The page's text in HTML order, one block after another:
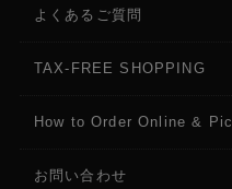
よくあるご質問
TAX-FREE SHOPPING
How to Order Online &
お問い合わせ